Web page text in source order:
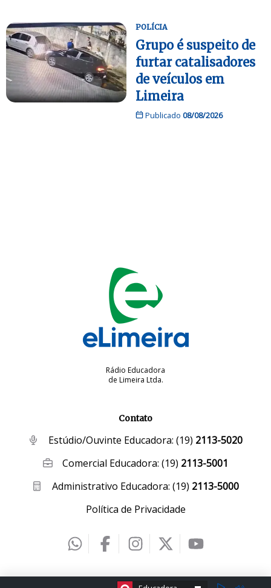
POLÍCIA
Grupo é suspeito de
furtar catalisadores
de veículos em
Limeira
Publicado 08/08/2026
Rádio Educadora
de Limeira Ltda.
Contato
Estúdio/Ouvinte Educadora: (19) 2113-5020
Comercial Educadora:(19) 2113-5001
Administrativo Educadora: (19) 2113-5000
Política de Privacidade